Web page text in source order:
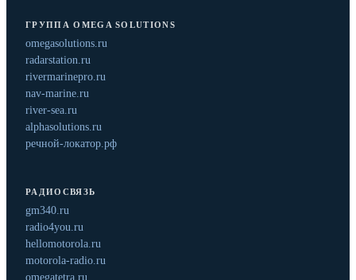
ГРУППА OMEGA SOLUTIONS
omegasolutions.ru
radarstation.ru
rivermarinepro.ru
nav-marine.ru
river-sea.ru
alphasolutions.ru
речной-локатор.рф
РАДИОСВЯЗЬ
gm340.ru
radio4you.ru
hellomotorola.ru
motorola-radio.ru
omegatetra.ru